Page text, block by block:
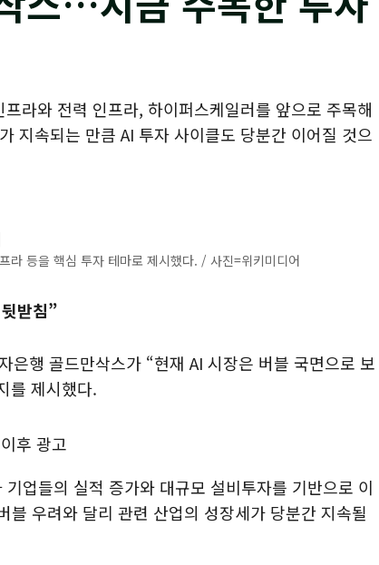
라와 전력 인프라, 하이퍼스케일러를 앞으로 주목해
지속되는 만큼 AI 투자 사이클도 당분간 이어질 것으
라 등을 핵심 투자 테마로 제시했다. / 사진=위키미디어
받침”
은행 골드만삭스가 “현재 AI 시장은 버블 국면으로 보
를 제시했다.
업들의 실적 증가와 대규모 설비투자를 기반으로 이
우려와 달리 관련 산업의 성장세가 당분간 지속될